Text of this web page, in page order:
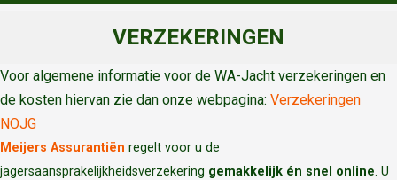
VERZEKERINGEN
Voor algemene informatie voor de WA-Jacht verzekeringen en
de kosten hiervan zie dan onze webpagina: Verzekeringen
NOJG
Meijers Assurantiën regelt voor u de
jagersaansprakelijkheidsverzekering gemakkelijk én snel online. U